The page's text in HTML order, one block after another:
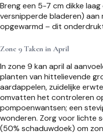
Breng een 5-7 cm dikke
versnipperde bladeren)
opgewarmd – dit
Zone 9 Taken in April
In zone 9 kan april al
planten van hittelievende
aardappelen, zuidelijke
omvatten het controleren
pompoenwantsen; een
wonderen. Zorg voor lichte
(50% schaduwdoek) om